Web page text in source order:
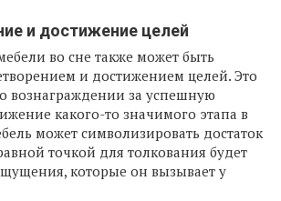
и достижение целей
во сне также может быть
и достижением целей. Это
вознаграждении за успешную
какого-то значимого этапа в
может символизировать достаток
точкой для толкования будет
которые он вызывает у